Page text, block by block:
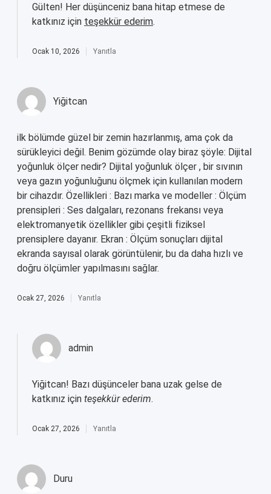
Gülten! Her düşünceniz bana hitap etmese de
katkınız için teşekkür ederim.
Ocak 10, 2026 Yanıtla
Yiğitcan
ilk bölümde güzel bir zemin hazırlanmış, ama çok da
sürükleyici değil. Benim gözümde olay biraz şöyle: Dijital
yoğunluk ölçer nedir? Dijital yoğunluk ölçer , bir sıvının
veya gazın yoğunluğunu ölçmek için kullanılan modern
bir cihazdır. Özellikleri : Bazı marka ve modeller : Ölçüm
prensipleri : Ses dalgaları, rezonans frekansı veya
elektromanyetik özellikler gibi çeşitli fiziksel
prensiplere dayanır. Ekran : Ölçüm sonuçları dijital
ekranda sayısal olarak görüntülenir, bu da daha hızlı ve
doğru ölçümler yapılmasını sağlar.
Ocak 27, 2026 Yanıtla
admin
Yiğitcan! Bazı düşünceler bana uzak gelse de
katkınız için teşekkür ederim.
Ocak 27, 2026 Yanıtla
Duru